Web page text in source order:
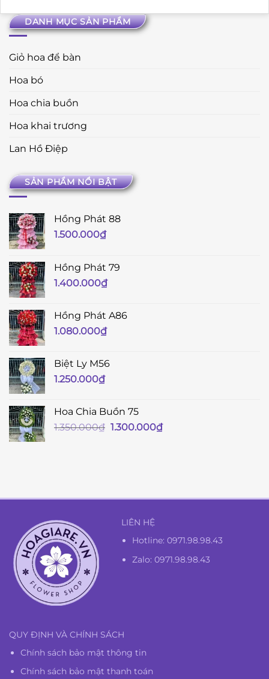
DANH MỤC SẢN PHẨM
Giỏ hoa để bàn
Hoa bó
Hoa chia buồn
Hoa khai trương
Lan Hồ Điệp
SẢN PHẨM NỔI BẬT
Hồng Phát 88
1.500.000₫
Hồng Phát 79
1.400.000₫
Hồng Phát A86
1.080.000₫
Biệt Ly M56
1.250.000₫
Hoa Chia Buồn 75
1.350.000₫ Giá
1.300.000₫Giá
LIÊN HỆ
Hotline:0971.98.98.43
Zalo: 0971.98.98.43
QUY ĐỊNH VÀ CHÍNH SÁCH
Chính sách bảo mật thông tin
Chính sách bảo mật thanh toán